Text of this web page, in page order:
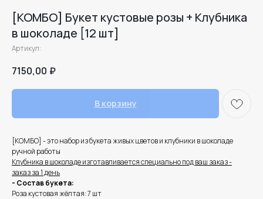
[КОМБО] Букет кустовые розы + Клубника
в шоколаде [12 шт]
Артикул:
7150,00 ₽
В корзину
[КОМБО] - это набор из букета живых цветов и клубники в шоколаде
ручной работы
Клубника в шоколаде изготавливается специально под ваш заказ -
заказ за 1 день
- Состав букета:
Роза кустовая жёлтая: 7 шт